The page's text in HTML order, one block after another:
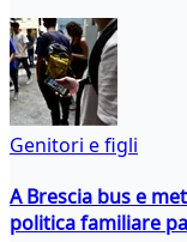
Genitori e figli
A Brescia bus e
politica familiare